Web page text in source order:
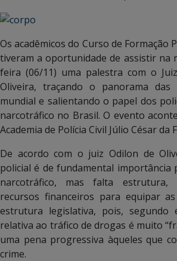
Os acadêmicos do Curso de Formação
tiveram a oportunidade de assistir na
feira (06/11) uma palestra com o
Oliveira, traçando o panorama
mundial e salientando o papel dos
narcotráfico no Brasil. O evento
Academia de Polícia Civil Júlio César da
De acordo com o juiz Odilon de
policial é de fundamental importância
narcotráfico, mas falta estrutura,
recursos financeiros para equipar
estrutura legislativa, pois,
relativa ao tráfico de drogas é muito
uma pena progressiva àqueles que
crime.